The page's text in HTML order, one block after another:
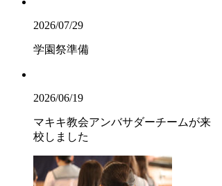
2026/07/29
学園祭準備
2026/06/19
マキキ教会アンバサダーチームが来
校しました